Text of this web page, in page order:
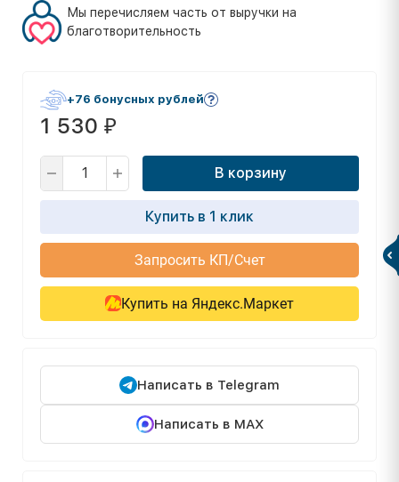
Мы перечисляем часть от выручки на
благотворительность
+76 бонусных рублей
1 530 ₽
В корзину
Купить в 1 клик
Запросить КП/Счет
Купить на Яндекс.Маркет
Написать в Telegram
Написать в MAX